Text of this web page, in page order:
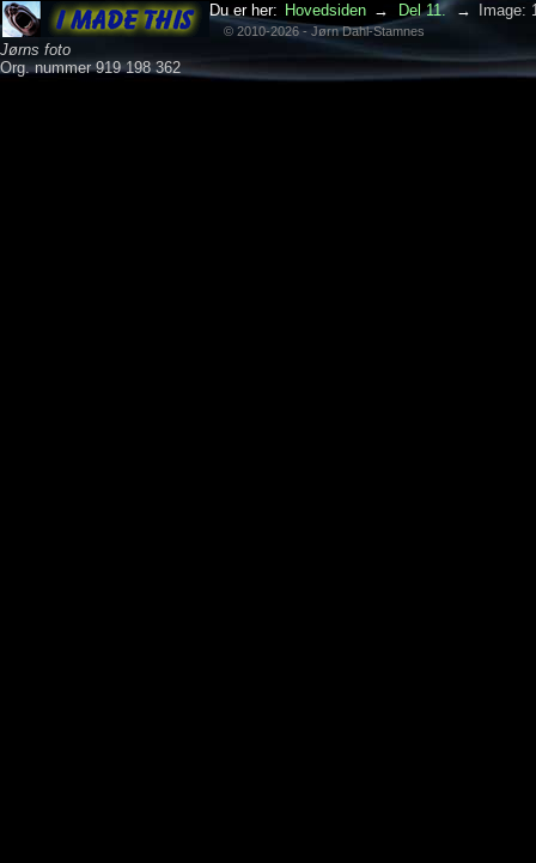
Jørns foto
Org. nummer 919 198 362
Du er her: Hovedsiden → Del 11. → Image:
© 2010-2026 - Jørn Dahl-Stamnes